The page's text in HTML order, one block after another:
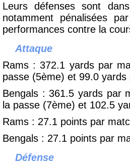
Leurs défenses sont
notamment pénalisées
performances contre la
Attaque
Rams : 372.1 yards par
passe (5ème) et 99.0 yards
Bengals : 361.5 yards par
la passe (7ème) et 102.5
Rams : 27.1 points par
Bengals : 27.1 points par
Défense